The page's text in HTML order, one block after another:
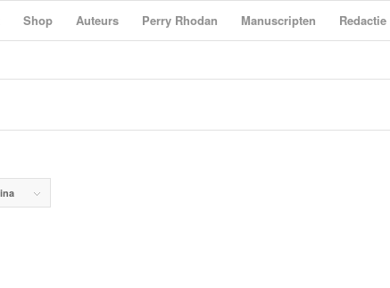
Shop Auteurs Perry Rhodan Manuscripten Redactie